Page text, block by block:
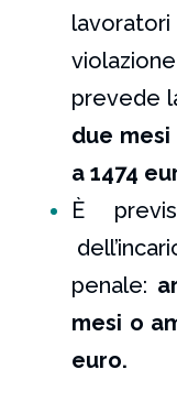
prevede
due mesi
a 1474
È
penale:
mesi o
euro.